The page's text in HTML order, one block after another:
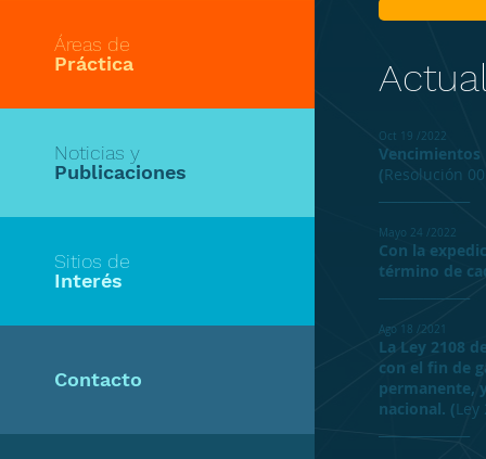
Oct 19 /2022
Vencimientos
(Resolución
Mayo 24 /2022
Con la
término de
Ago 18 /2021
La Ley 2108
con el fin de
permanente,
nacional. (
Áreas de
Práctica
Noticias y
Publicaciones
Sitios de
Interés
Contacto